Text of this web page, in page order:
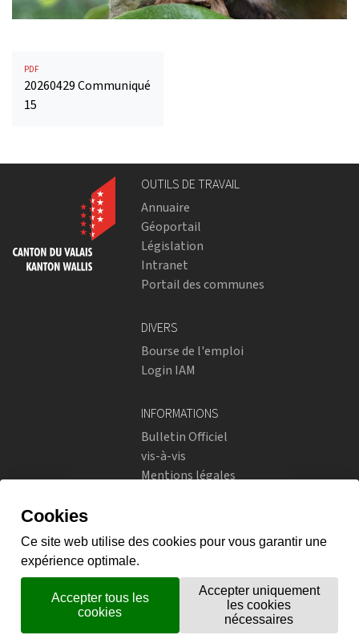
PDF
20260429 Communiqué
15
OUTILS DE TRAVAIL
Annuaire
Géoportail
Législation
Intranet
Portail des communes
DIVERS
Bourse de l'emploi
Login IAM
INFORMATIONS
Bulletin Officiel
vis-à-vis
Mentions légales
Instagram
flickr